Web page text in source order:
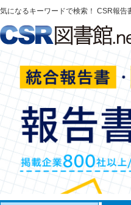
気になるキーワードで検索！ CSR報告